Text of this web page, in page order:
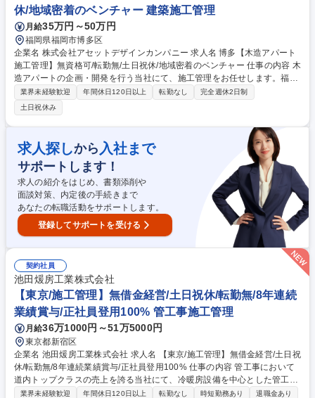
休/地域密着のベンチャー 建築施工管理
月給35万円～50万円
福岡県福岡市博多区
企業名 株式会社アセットデザインカンパニー 求人名 博多【木造アパート
施工管理】無資格可/転勤無/土日祝休/地域密着のベンチャー 仕事の内容 木
造アパートの企画・開発を行う当社にて、施工管理をお任せします。福岡
県内の現場を着工から引渡しまで専属で担当し、入居後の不具合や保守対
応等建物の品質向上に一貫して貢献するやりがいのある業務です。 ※最初
は先輩スタッフと同行し業務を習得します。 ■共同住宅の工程・品質・安
全管理等施工計画全般 ■協力業者との打合せ、現場での進捗確認と指示、
資材発注や調整 ■社内建築士との連携による図面確認や技術的課題の解決
■入居管理スタッフと連携した引渡し後の不具合・メンテナンス対応 【業
務内容の変更範囲】当社の指定する業務 募集職種 博多【木造アパート施
工管理】無資格可/転勤無/土日祝休/地域密着のベンチャー
業界未経験歓迎 年間休日120日以上 転勤なし
完全週休2日制
土日祝休み
求人探しから 入社まで
サポートします！
求人の紹介をはじめ、書類添削や
面談対策、内定後の手続きまで
あなたの転職活動をサポートします。
登録してサポートを受ける
契約社員
池田煖房工業株式会社
【東京/施工管理】無借金経営/土日祝休/転勤無/8年連続
業績賞与/正社員登用100% 管工事施工管理
月給36万1000円～51万5000円
東京都新宿区
企業名 池田煖房工業株式会社 求人名 【東京/施工管理】無借金経営/土日祝
休/転勤無/8年連続業績賞与/正社員登用100% 仕事の内容 管工事において
道内トップクラスの売上を誇る当社にて、冷暖房設備を中心とした管工事
の施工管理業務をお任せします。※業務内容の変更範囲：当社の定める業
業界未経験歓迎 年間休日120日以上 転勤なし 時短勤務あり
退職金あり